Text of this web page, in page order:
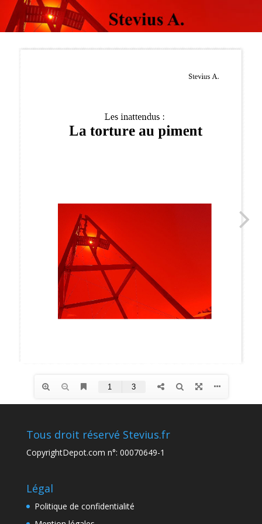
Tous droit réservé Stevius.fr
CopyrightDepot.com n°: 00070649-1
Légal
Politique de confidentialité